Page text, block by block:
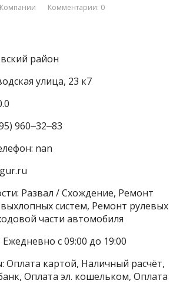
Компании Комментарии: 0
район
улица, 23 к7
960‒32‒83
nan
Развал / Схождение, Ремонт
систем, Ремонт рулевых
части автомобиля
с 09:00 до 19:00
Оплата картой, Наличный расчёт,
Оплата эл. кошельком, Оплата